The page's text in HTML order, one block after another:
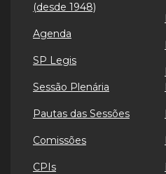
(desde 1948)
Agenda
SP Legis
Sessão Plenária
Pautas das Sessões
Comissões
CPIs